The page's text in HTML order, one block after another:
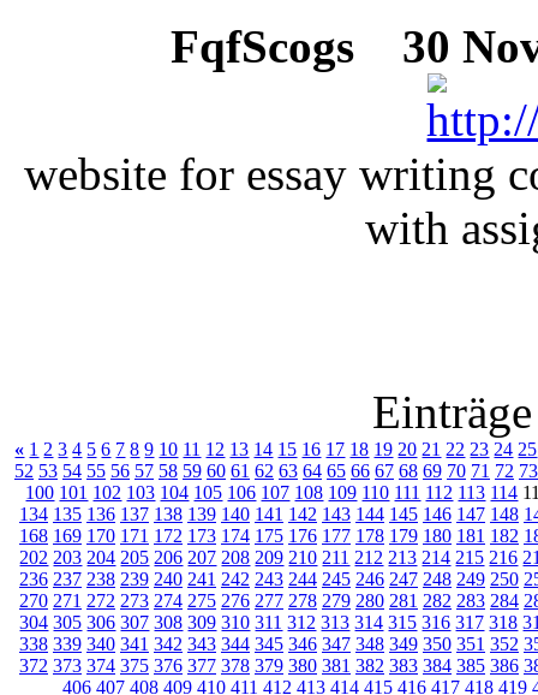
FqfScogs
30
website for essay writing
with
« 1 2 3 4 5 6 7 8 9 10 11 12 13 14 15 16 17 18 19 20 21 22 23 24 25
52 53 54 55 56 57 58 59 60 61 62 63 64 65 66 67 68 69 70 71 72 73
100 101 102 103 104 105 106 107 108 109 110 111 112 113 114
134 135 136 137 138 139 140 141 142 143 144 145 146 147 148
168 169 170 171 172 173 174 175 176 177 178 179 180 181 182
202 203 204 205 206 207 208 209 210 211 212 213 214 215 216
236 237 238 239 240 241 242 243 244 245 246 247 248 249 250
270 271 272 273 274 275 276 277 278 279 280 281 282 283 284
304 305 306 307 308 309 310 311 312 313 314 315 316 317 318
338 339 340 341 342 343 344 345 346 347 348 349 350 351 352
372 373 374 375 376 377 378 379 380 381 382 383 384 385 386
406 407 408 409 410 411 412 413 414 415 416 417 418 419